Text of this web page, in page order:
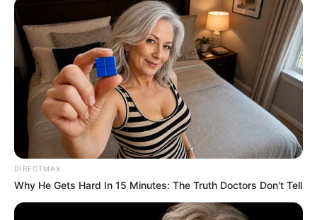
DIRECTMAX
Why He Gets Hard In 15 Minutes: The Truth Doctors Don't Tell